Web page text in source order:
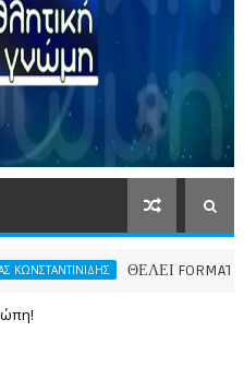
ΘΕΛΕΙ FORMAT O ΑΡΗΣ